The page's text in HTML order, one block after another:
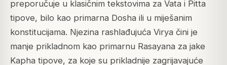
preporučuje u klasičnim tekstovima za Vata i Pitta
tipove, bilo kao primarna Dosha ili u miješanim
konstitucijama. Njezina rashlađujuća Virya čini je
manje prikladnom kao primarnu Rasayana za jake
Kapha tipove, za koje su prikladnije zagrijavajuće